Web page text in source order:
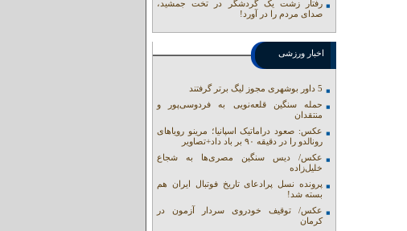
رفتار زشت یک گردشگر در تخت جمشید،
صدای مردم را در آورد!
اخبار ورزشی
5 داور بوشهری مجوز لیگ برتر گرفتند
حمله سنگین قلعه‌نویی به فردوسی‌پور و
منتقدان
عکس: صعود دراماتیک اسپانیا؛ مرینو رویاهای
رونالدو را در دقیقه ۹۰ بر باد داد+تصاویر
عکس/ دیس سنگین مصری‌ها به شجاع
خلیل‌زاده
پرونده نسل پرادعای تاریخ فوتبال ایران هم
بسته شد!
عکس/ توقیف خودروی سردار آزمون در
کرمان